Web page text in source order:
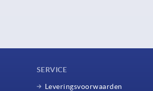
SERVICE
Leveringsvoorwaarden